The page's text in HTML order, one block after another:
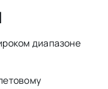
диапазоне